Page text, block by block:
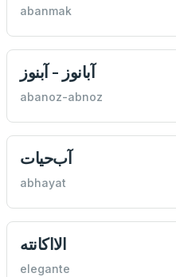
abanmak
آبانوز - آبنوز
abanoz-abnoz
آب‌حیات
abhayat
الااكانته
elegante